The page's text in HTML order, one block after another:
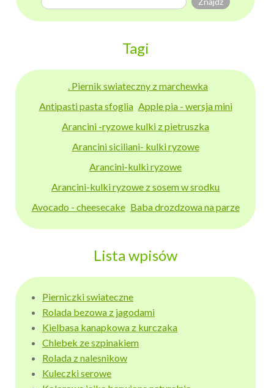
Tagi
. Piernik swiateczny z marchewka
Antipasti pasta sfoglia Apple pia - wersja mini
Arancini -ryzowe kulki z pietruszka
Arancini siciliani- kulki ryzowe
Arancini-kulki ryzowe
Arancini-kulki ryzowe z sosem w srodku
Avocado - cheesecake Baba drozdzowa na parze
Lista wpisów
Pierniczki swiateczne
Rolada bezowa z jagodami
Kielbasa kanapkowa z kurczaka
Chlebek ze szpinakiem
Rolada z nalesnikow
Kuleczki serowe